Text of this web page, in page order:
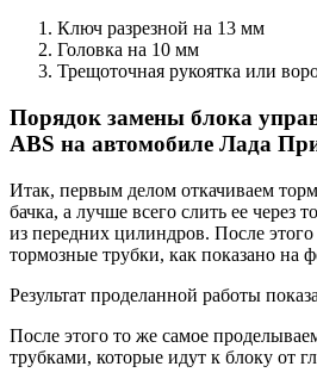
Ключ разрезной на 13 мм
Головка на 10 мм
Трещоточная рукоятка или
Порядок замены блока
ABS на автомобиле Лада
Итак, первым делом откачиваем
бачка, а лучше всего слить ее через
из передних цилиндров. После
тормозные трубки, как показано на
Результат проделанной работы
После этого то же самое
трубками, которые идут к блоку от